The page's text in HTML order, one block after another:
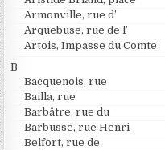
Armonville, rue d’
Arquebuse, rue de l’
Artois, Impasse du Comte
B
Bacquenois, rue
Bailla, rue
Barbâtre, rue du
Barbusse, rue Henri
Belfort, rue de